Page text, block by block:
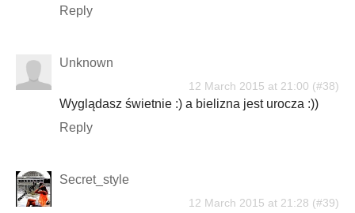
Reply
Unknown
12 March 2015 at 21:00
Wyglądasz świetnie :) a bielizna jest urocza :))
Reply
Secret_style
12 March 2015 at 21:28